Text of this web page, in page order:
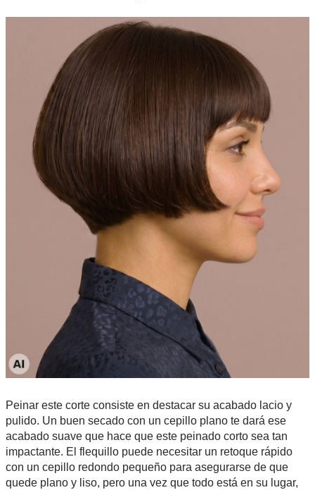
Peinar este corte consiste en destacar su acabado lacio y
pulido. Un buen secado con un cepillo plano te dará ese
acabado suave que hace que este peinado corto sea tan
impactante. El flequillo puede necesitar un retoque rápido
con un cepillo redondo pequeño para asegurarse de que
quede plano y liso, pero una vez que todo está en su lugar,